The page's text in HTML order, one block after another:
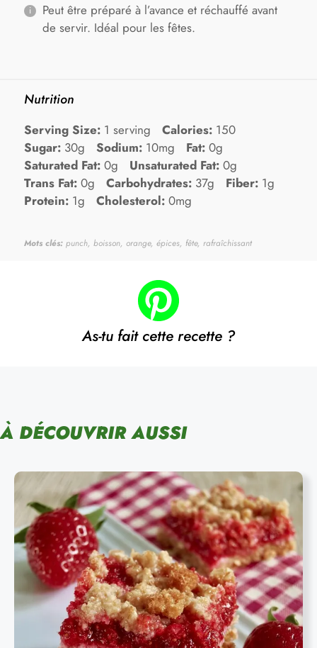
Peut être préparé à l’avance et réchauffé avant
de servir. Idéal pour les fêtes.
Nutrition
Serving Size: 1 serving Calories: 150
Sugar: 30g Sodium: 10mg Fat: 0g
Saturated Fat: 0g Unsaturated Fat: 0g
Trans Fat: 0g Carbohydrates: 37g Fiber: 1g
Protein: 1g Cholesterol: 0mg
Mots clés: punch, boisson, orange, épices, fête, rafraîchissant
As-tu fait cette recette ?
À DÉCOUVRIR AUSSI